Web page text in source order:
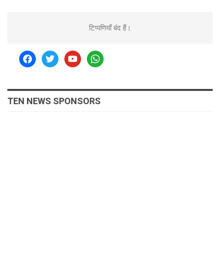
टिप्पणियाँ बंद हैं।
facebooktwitteryoutubewhatsapp
TEN NEWS SPONSORS